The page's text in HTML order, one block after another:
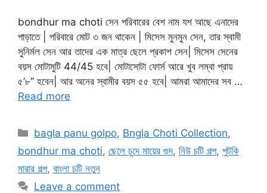
bondhur ma choti সেন পরিবারের বেশ নাম যশ আছে এনাদের
পাড়াতে | পরিবারে মোট ৩ জন থাকেন | মিসেস মুনমুন সেন, তার স্বামী
সুনির্মল সেন আর তাদের এক মাত্র ছেলে প্রকাশ সেন| মিসেস সেনের
বয়স মোটামুটি 44/45 হবে| মোটাসোটা ফোর্স আরে খুব লম্বা প্রায়
৫’৮” হবেন| আর অনের স্বামীর বয়স ৫৫ হবে| আমরা আমাদের সব …
Read more
Categories
bagla panu golpo, Bngla Choti Collection,
bondhur ma choti, ছেলে চুদে মায়ের গুদ, নিউ চটি গল্প, পুটকি
মারার গল্প, বাংলা চটি নতুন
Leave a comment